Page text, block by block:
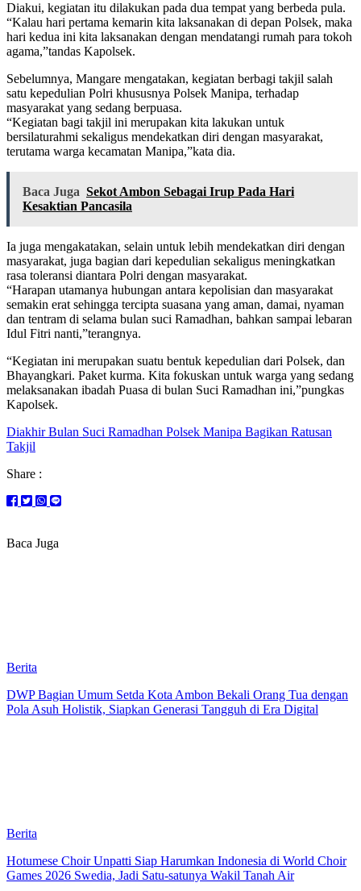
Diakui, kegiatan itu dilakukan pada dua tempat yang berbeda pula.
“Kalau hari pertama kemarin kita laksanakan di depan Polsek, maka
hari kedua ini kita laksanakan dengan mendatangi rumah para tokoh
agama,”tandas Kapolsek.
Sebelumnya, Mangare mengatakan, kegiatan berbagi takjil salah
satu kepedulian Polri khususnya Polsek Manipa, terhadap
masyarakat yang sedang berpuasa.
“Kegiatan bagi takjil ini merupakan kita lakukan untuk
bersilaturahmi sekaligus mendekatkan diri dengan masyarakat,
terutama warga kecamatan Manipa,”kata dia.
Baca Juga Sekot Ambon Sebagai Irup Pada Hari
Kesaktian Pancasila
Ia juga mengakatakan, selain untuk lebih mendekatkan diri dengan
masyarakat, juga bagian dari kepedulian sekaligus meningkatkan
rasa toleransi diantara Polri dengan masyarakat.
“Harapan utamanya hubungan antara kepolisian dan masyarakat
semakin erat sehingga tercipta suasana yang aman, damai, nyaman
dan tentram di selama bulan suci Ramadhan, bahkan sampai lebaran
Idul Fitri nanti,”terangnya.
“Kegiatan ini merupakan suatu bentuk kepedulian dari Polsek, dan
Bhayangkari. Paket kurma. Kita fokuskan untuk warga yang sedang
melaksanakan ibadah Puasa di bulan Suci Ramadhan ini,”pungkas
Kapolsek.
Diakhir Bulan Suci Ramadhan Polsek Manipa Bagikan Ratusan
Takjil
Share :
Baca Juga
Berita
DWP Bagian Umum Setda Kota Ambon Bekali Orang Tua dengan
Pola Asuh Holistik, Siapkan Generasi Tangguh di Era Digital
Berita
Hotumese Choir Unpatti Siap Harumkan Indonesia di World Choir
Games 2026 Swedia, Jadi Satu-satunya Wakil Tanah Air